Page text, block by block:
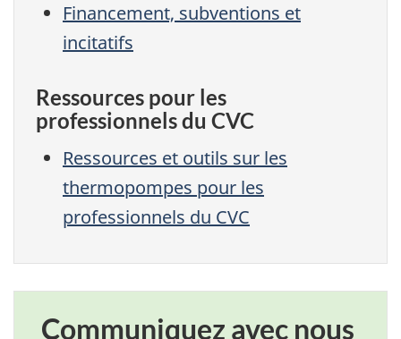
Financement, subventions et
incitatifs
Ressources pour les
professionnels du CVC
Ressources et outils sur les
thermopompes pour les
professionnels du CVC
Communiquez avec nous